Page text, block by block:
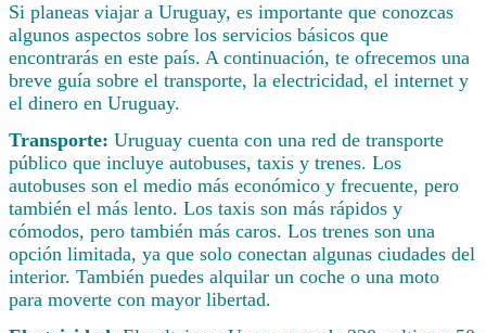
Si planeas viajar a Uruguay, es importante que conozcas
algunos aspectos sobre los servicios básicos que
encontrarás en este país. A continuación, te ofrecemos una
breve guía sobre el transporte, la electricidad, el internet y
el dinero en Uruguay.
Transporte: Uruguay cuenta con una red de transporte
público que incluye autobuses, taxis y trenes. Los
autobuses son el medio más económico y frecuente, pero
también el más lento. Los taxis son más rápidos y
cómodos, pero también más caros. Los trenes son una
opción limitada, ya que solo conectan algunas ciudades del
interior. También puedes alquilar un coche o una moto
para moverte con mayor libertad.